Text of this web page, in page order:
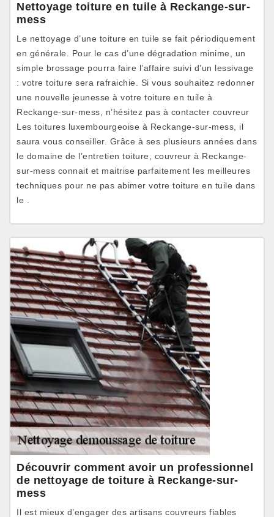
Nettoyage toiture en tuile à Reckange-sur-
mess
Le nettoyage d’une toiture en tuile se fait périodiquement
en générale. Pour le cas d’une dégradation minime, un
simple brossage pourra faire l’affaire suivi d’un lessivage
: votre toiture sera rafraichie. Si vous souhaitez redonner
une nouvelle jeunesse à votre toiture en tuile à
Reckange-sur-mess, n’hésitez pas à contacter couvreur
Les toitures luxembourgeoise à Reckange-sur-mess, il
saura vous conseiller. Grâce à ses plusieurs années dans
le domaine de l’entretien toiture, couvreur à Reckange-
sur-mess connait et maitrise parfaitement les meilleures
techniques pour ne pas abimer votre toiture en tuile dans
le .
Découvrir comment avoir un professionnel
de nettoyage de toiture à Reckange-sur-
mess
Il est mieux d’engager des artisans couvreurs fiables